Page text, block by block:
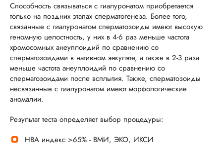
Способность связываться с гиалуронатом приобретается
только на поздних этапах сперматогенеза. Более того,
связанные с гиалуронатом сперматозоиды имеют высокую
геномную целостность, у них в 4-6 раз меньше частота
хромосомных анеуплоидий по сравнению со
сперматозоидами в нативном эякуляте, а также в 2-3 раза
меньше частота анеуплоидий по сравнению со
сперматозоидами после всплытия. Также, сперматозоиды
несвязанные с гиалуронатом имеют морфологические
аномалии.
Результат теста определяет выбор процедуры:
НВА индекс >65% - ВМИ, ЭКО, ИКСИ